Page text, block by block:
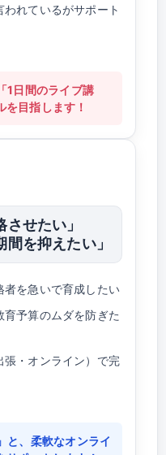
れているがサポート
1日間のライブ講
目指します！
させたい」
間を抑えたい」
を急いで育成したい
予算のムダを防ぎた
・オンライン）で完
と、柔軟なオンライ